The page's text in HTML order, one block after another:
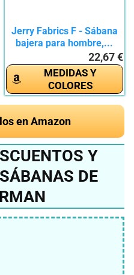
Jerry Fabrics F - Sábana
bajera para hombre,...
22,67 €
MEDIDAS Y
COLORES
en Amazon
Y
DE